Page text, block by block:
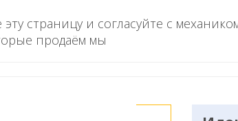
эту страницу и согласуйте с
продаём мы